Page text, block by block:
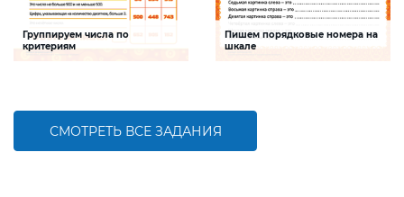
Группируем числа по
критериям
Пишем порядковые номера на
шкале
работать с числами первого десятка
СМОТРЕТЬ ВСЕ ЗАДАНИЯ